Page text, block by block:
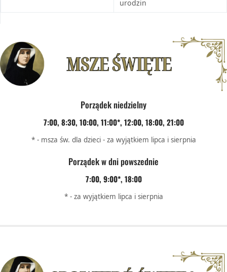
urodzin
Porządek niedzielny
7:00, 8:30, 10:00, 11:00*, 12:00, 18:00, 21:00
* - msza św. dla dzieci - za wyjątkiem lipca i sierpnia
Porządek w dni powszednie
7:00, 9:00*, 18:00
* - za wyjątkiem lipca i sierpnia